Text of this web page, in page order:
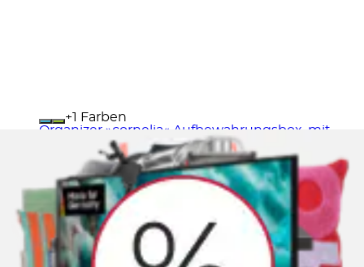
+
Farben
Organizer »cornelia« Aufbewahrungsbox, mit
Deckel, Schiebeverschluss, 7 L
Ursprünglicher PreisUVP 23,99 €Rabatt - 6 %
Aktueller Preis 22,49 €